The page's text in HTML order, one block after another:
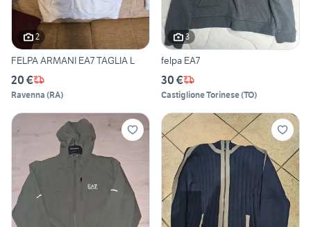
2
FELPA ARMANI EA7 TAGLIA L
20 €
Ravenna (RA)
3
felpa EA7
30 €
Castiglione Torinese(TO)